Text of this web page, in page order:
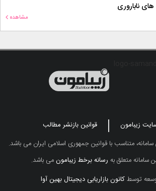
ناباروری
مشاهده
زیبامون
قوانین بازنشر مطالب
متناسب با قوانین جمهوری اسلامی ایران می باشد.
سامانه متعلق به رسانه برخط زیبامونمی باشد.
توسطکانون بازاریابی دیجیتال بهین آوا